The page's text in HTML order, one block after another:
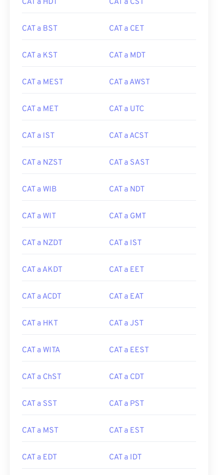
CAT a HDT CAT a CST
CAT a BST CAT a CET
CAT a KST CAT a MDT
CAT a MEST CAT a AWST
CAT a MET CAT a UTC
CAT a IST CAT a ACST
CAT a NZST CAT a SAST
CAT a WIB CAT a NDT
CAT a WIT CAT a GMT
CAT a NZDT CAT a IST
CAT a AKDT CAT a EET
CAT a ACDT CAT a EAT
CAT a HKT CAT a JST
CAT a WITA CAT a EEST
CAT a ChST CAT a CDT
CAT a SST CAT a PST
CAT a MST CAT a EST
CAT a EDT CAT a IDT